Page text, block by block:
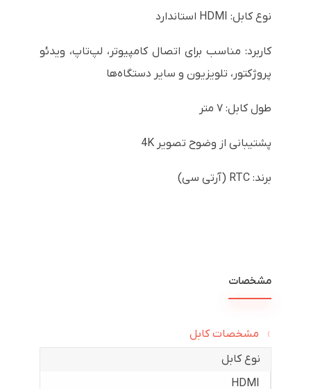
نوع کابل: HDMI استاندارد
کاربرد: مناسب برای اتصال کامپیوتر، لپ‌تاپ، ویدئو
پروژکتور، تلویزیون و سایر دستگاه‌ها
طول کابل: ۷ متر
پشتیبانی از وضوح تصویر 4K
برند: RTC (آرتی سی)
مشخصات
مشخصات کابل
نوع کابل
HDMI